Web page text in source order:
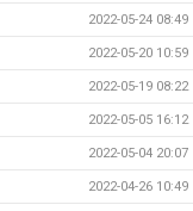
2022-05-24 08:49
2022-05-20 10:59
2022-05-19 08:22
2022-05-05 16:12
2022-05-04 20:07
2022-04-26 10:49